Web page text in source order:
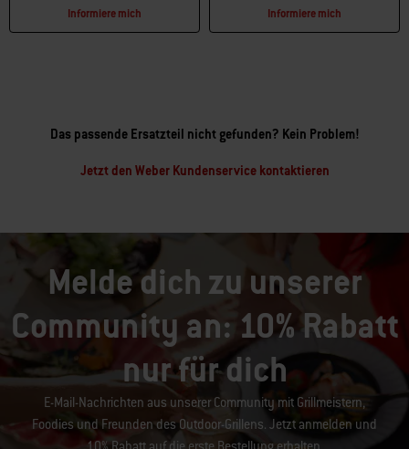
Informiere mich Informiere mich
Das passende Ersatzteil nicht gefunden? Kein Problem!
Jetzt den Weber Kundenservice kontaktieren
Melde dich zu unserer
Community an: 10% Rabatt
nur für dich
E-Mail-Nachrichten aus unserer Community mit Grillmeistern,
Foodies und Freunden des Outdoor-Grillens. Jetzt anmelden und